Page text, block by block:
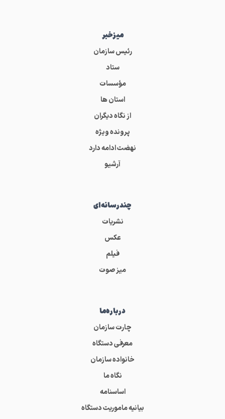
میز‌خبر
رئیس سازمان
ستاد
مؤسسات
استان ها
از نگاه دیگران
پرونده ویژه
نهضت ادامه دارد
آرشیو
چندرسانه‌ای
نشریات
عکس
فیلم
میز صوت
درباره‌ما
چارت سازمان
معرفی دستگاه
خانواده سازمان
نگاه ما
اساسنامه
بیانیه ماموریت دستگاه